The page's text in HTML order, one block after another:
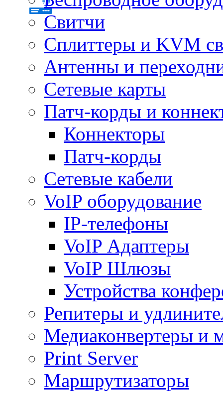
Свитчи
Сплиттеры и KVM
Антенны и
Сетевые карты
Патч-корды и
Коннекторы
Патч-корды
Сетевые кабели
VoIP оборудование
IP-телефоны
VoIP Адаптеры
VoIP Шлюзы
Устройства
Репитеры и
Медиаконвертеры и
Print Server
Маршрутизаторы